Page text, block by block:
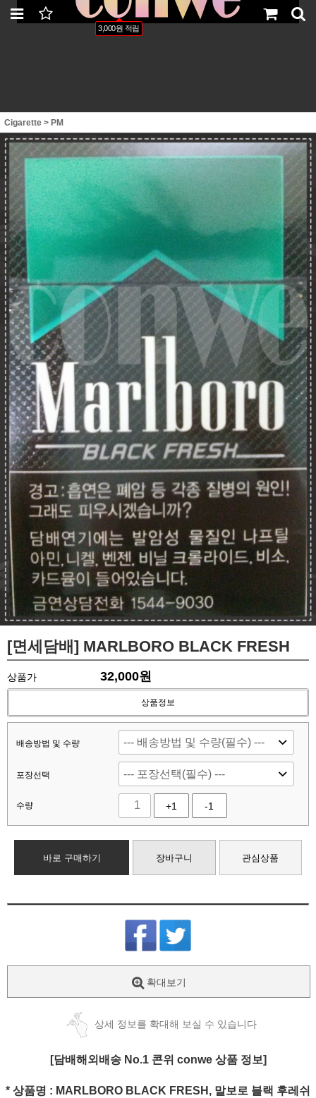
LOGIN JOIN
3,000원 적립
ORDER MYPAGE
Cigarette > PM
[면세담배] MARLBORO BLACK FRESH
상품가 32,000원
상품정보
배송방법 및 수량
포장선택
수량 +1 -1
바로 구매하기 장바구니 관심상품
확대보기
상세 정보를 확대해 보실 수 있습니다
[담배해외배송 No.1 콘위 conwe 상품 정보]
* 상품명 : MARLBORO BLACK FRESH, 말보로 블랙 후레쉬